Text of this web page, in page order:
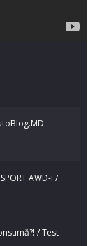
AWD-i /
/ Test